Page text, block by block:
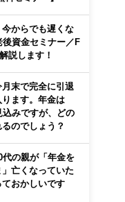
今からでも遅くな
後資金セミナー／F
説します！
月末で完全に引退
ります。年金は
込みですが、どの
のでしょう？
代の親が「年金を
亡くなっていた
ておかしいです